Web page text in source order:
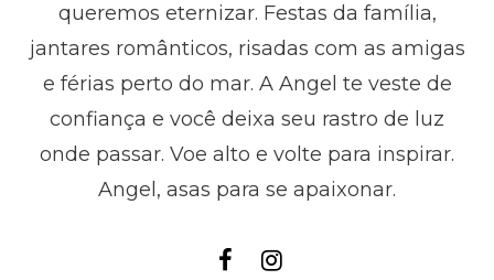
queremos eternizar. Festas da família,
jantares românticos, risadas com as amigas
e férias perto do mar. A Angel te veste de
confiança e você deixa seu rastro de luz
onde passar. Voe alto e volte para inspirar.
Angel, asas para se apaixonar.